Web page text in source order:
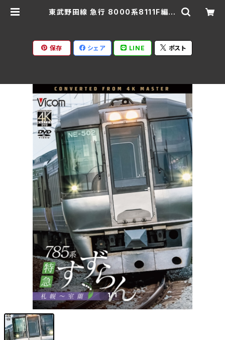
東武野田線 急行 8000系8111F編成
保存 シェア LINE ポスト
1/1